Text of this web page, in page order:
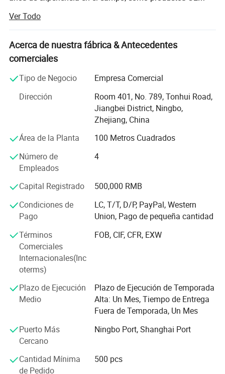
jarras y así sucesivamente. Proveedor confiable de la
NBA/NHL/NFL/MLB/WWE.
Disponemos de bordado, impresión, sombreros, y fábricas
de ropa y más de 300 proveedores de bolsas, toallas, y
otras mercancías fábricas y podemos tener todos los
bordado, serigrafía, impresión digital sublimación,
jacquard y tejido chenilla, sequin, mechón parche cosido
de sarga, aplique el parche. También podemos ayudarle a
producir artículos promocionales para su empresa y
regalos para sus clientes.
Podemos ayudarle a productos personalizados a
continuación:
sudaderas con capucha, tanques, ropa interior, trajes de
baño, etc.
---Headwears: gorras de béisbol, camionero de sombreros,
gorros de Papá, beanies, cintillos etc.
---Otros accesorios: varios parches, etiquetas tejidas,
juguete, llaveros, etc...
Podemos ser su proveedor para las siguientes razones:
Plazo de entrega: a corto plazo de entrega de la muestra
(7-10 días) y el tiempo de producción a granel (14-20 días)
Pequeña MOQ: 50pcs un
Ver Todo
Acerca de nuestra fábrica & Antecedentes
comerciales
Tipo de Negocio
Empresa Comercial
Dirección
Room 401, No. 789, Tonhui Road,
Jiangbei District, Ningbo,
Zhejiang, China
Área de la Planta
100 Metros Cuadrados
Número de
Empleados
4
Capital Registrado
500,000 RMB
Condiciones de
Pago
LC, T/T, D/P, PayPal, Western
Union, Pago de pequeña cantidad
Términos
Comerciales
Internacionales(Inc
oterms)
FOB, CIF, CFR, EXW
Plazo de Ejecución
Medio
Plazo de Ejecución de Temporada
Alta: Un Mes, Tiempo de Entrega
Fuera de Temporada, Un Mes
Puerto Más
Cercano
Ningbo Port, Shanghai Port
Cantidad Mínima
de Pedido
500 pcs